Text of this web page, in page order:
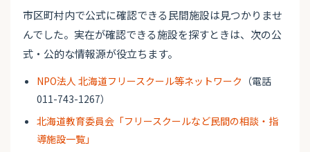
市区町村内で公式に確認できる民間施設は見つかりませ
んでした。実在が確認できる施設を探すときは、次の公
式・公的な情報源が役立ちます。
NPO法人 北海道フリースクール等ネットワーク （電話
011-743-1267）
北海道教育委員会「フリースクールなど民間の相談・指
導施設一覧」